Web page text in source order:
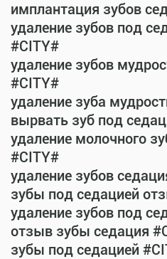
имплантация зубов
удаление зубов под
#CITY#
удаление зубов
#CITY#
удаление зуба
вырвать зуб под
удаление молочного
#CITY#
удаление зубов
зубы под седацией
удаление зубов под
отзыв зубы седация
зубы под седацией